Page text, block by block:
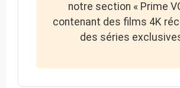
notre section « Prime
contenant des films 4K
des séries